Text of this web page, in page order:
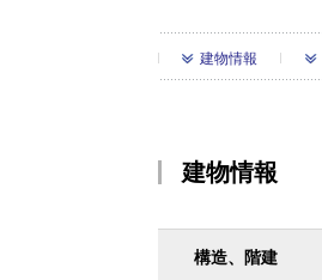
建物情報
建物情報
構造、階建